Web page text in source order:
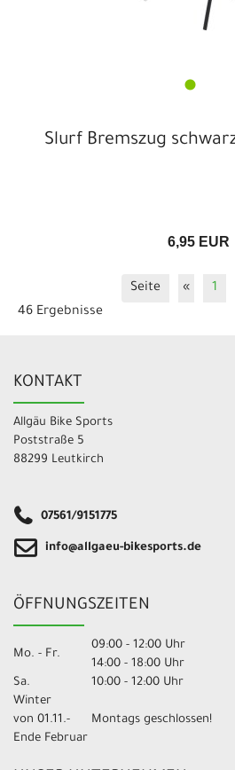
Slurf Bremszug
6,95 EUR
Seite « 1
46 Ergebnisse
KONTAKT
Allgäu Bike Sports
Poststraße 5
88299 Leutkirch
07561/9151775
info@allgaeu-bikesports.de
ÖFFNUNGSZEITEN
Mo. - Fr.
09:00 - 12:00 Uhr
14:00 - 18:00 Uhr
Sa.
10:00 - 12:00 Uhr
Winter
von 01.11.-
Ende Februar
Montags geschlossen!